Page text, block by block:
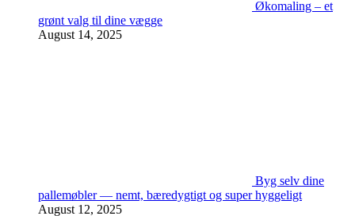
Økomaling – et
grønt valg til dine vægge
August 14, 2025
Byg selv dine
pallemøbler — nemt, bæredygtigt og super hyggeligt
August 12, 2025